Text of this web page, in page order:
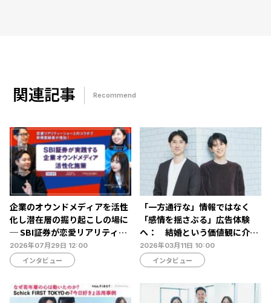
関連記事 Recommend
企業のオウンドメディアを活性
化し潜在層の掘り起こしの場に
─ SBI証券が恋愛リアリティー
ショーとコラボした狙いとその
成果
2026年07月29日 12:00
インタビュー
「一方通行な」情報ではなく
「感情を揺さぶる」広告体験
へ： 結婚という価値観に介在
するウエディングパークがチャ
レンジした潜在意識を掘り起こ
す取り組み
2026年03月11日 10:00
インタビュー